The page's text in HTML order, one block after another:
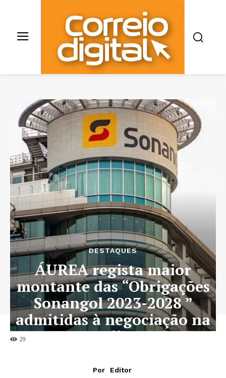
29
DESTAQUES
ÁUREA regista maior
montante das “Obrigações
Sonangol 2023-2028 ”
admitidas à negociação na
Bodiva
Por
Editor